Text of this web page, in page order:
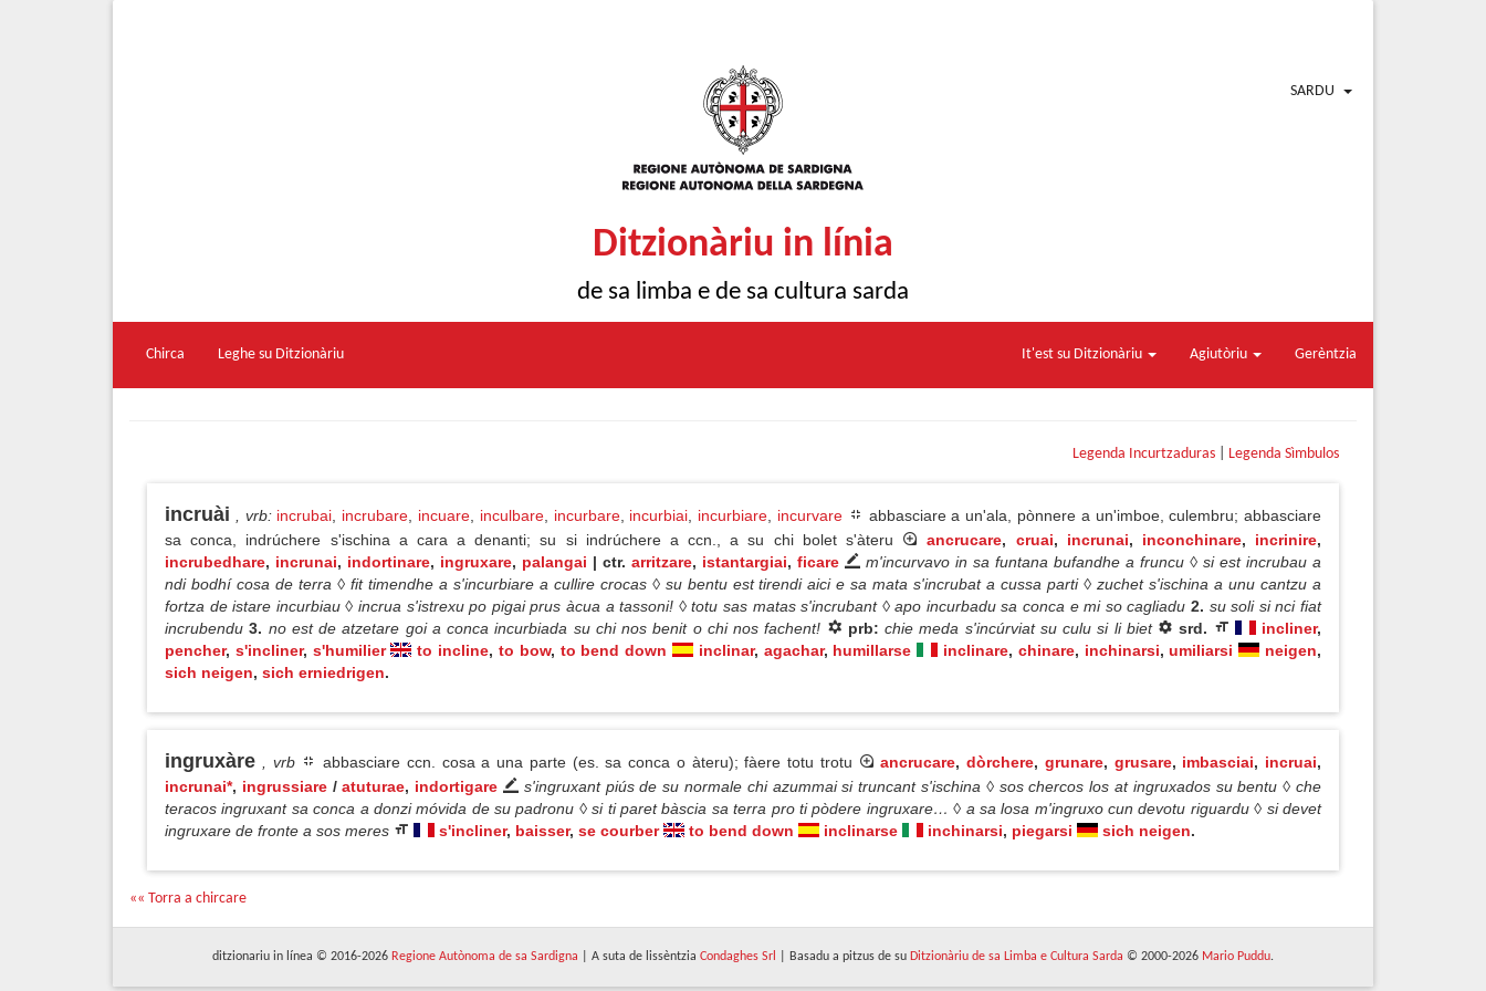
SARDU
Ditzionàriu in línia
de sa limba e de sa cultura sarda
Chirca Leghe su Ditzionàriu It'est su Ditzionàriu Agiutòriu Gerèntzia
Legenda Incurtzaduras Legenda Sìmbulos
incruài , vrb: incrubai incrubare incuare, inculbare, incurbare, incurbiai incurbiare incurvare
abbasciare a un'ala, pònnere a un'imboe, culembru; abbasciare
sa conca, indrúchere s'ischina a cara a denanti; su si indrúchere a ccn., a su chi bolet s'àteru
ancrucare, cruai, incrunai, inconchinare, incrinire,
incrubedhare, incrunai, indortinare, ingruxare, palangai | ctr. arritzare, istantargiai, ficare
m'incurvavo in sa funtana bufandhe a fruncu ◊ si est incrubau a
ndi bodhí cosa de terra ◊ fit timendhe a s'incurbiare a cullire crocas ◊ su bentu est tirendi aici e sa mata s'incrubat a cussa parti ◊ zuchet s'ischina a unu cantzu a
fortza de istare incurbiau ◊ incrua s'istrexu po pigai prus àcua a tassoni! ◊ totu sas matas s'incrubant ◊ apo incurbadu sa conca e mi so cagliadu2. su soli si nci fiat
incrubendu3. no est de atzetare goi a conca incurbiada su chi nos benit o chi nos fachent! prb: chie meda s'incúrviat su culu si li biet srd. incliner,
pencher, s'incliner, s'humilier to incline, to bow, to bend down inclinar, agachar, humillarse inclinare, chinare, inchinarsi, umiliarsi neigen,
sich neigen, sich erniedrigen.
ingruxàre , vrb abbasciare ccn. cosa a una parte (es. sa conca o àteru); fàere totu trotu ancrucare, dòrchere, grunare, grusare, imbasciai, incruai,
incrunai*, ingrussiare / atuturae, indortigare
s'ingruxant piús de su normale chi azummai si truncant s'ischina ◊ sos chercos los at ingruxados su bentu ◊ che
teracos ingruxant sa conca a donzi móvida de su padronu ◊ si ti paret bàscia sa terra pro ti pòdere ingruxare… ◊ a sa losa m'ingruxo cun devotu riguardu ◊ si devet
ingruxare de fronte a sos meres
s'incliner, baisser, se courber to bend down inclinarse inchinarsi, piegarsi sich neigen.
«« Torra a chircare
ditzionariu in línea © 2016-2026 Regione Autònoma de sa Sardigna | A suta de lissèntzia Condaghes Srl | Basadu a pitzus de su Ditzionàriu de sa Limba e Cultura Sarda © 2000-2026 Mario Puddu.